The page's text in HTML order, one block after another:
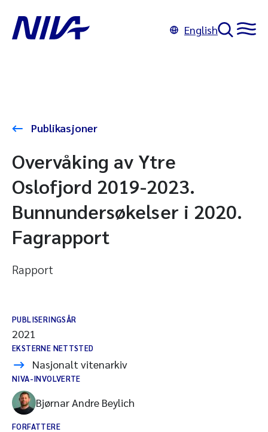
English
Publikasjoner
Overvåking av Ytre
Oslofjord 2019-2023.
Bunnundersøkelser i 2020.
Fagrapport
Rapport
PUBLISERINGSÅR
2021
EKSTERNE NETTSTED
Nasjonalt vitenarkiv
NIVA-INVOLVERTE
Bjørnar Andre Beylich
FORFATTERE